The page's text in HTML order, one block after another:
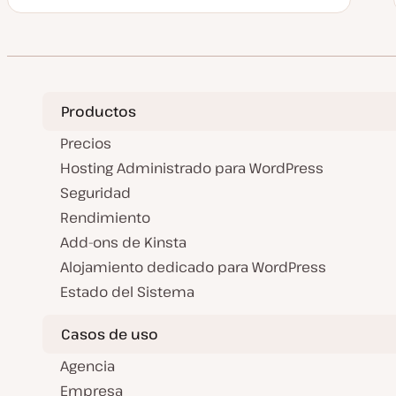
a
l
a
Productos
Precios
Hosting Administrado para WordPress
Seguridad
Rendimiento
Add-ons de Kinsta
Alojamiento dedicado para WordPress
Estado del Sistema
Casos de uso
Agencia
Empresa